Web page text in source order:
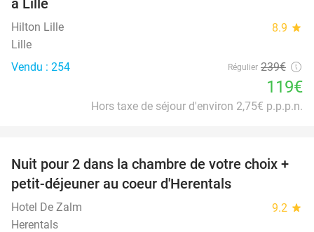
Hilton Lille 8.9 star
Lille
Vendu : 254
Régulier 239€
119€
Hors taxe de séjour d'environ 2,75€ p.p.p.n.
43%
Nuit pour 2 dans la chambre de votre choix +
petit-déjeuner au coeur d'Herentals
Hotel De Zalm 9.2 star
Herentals